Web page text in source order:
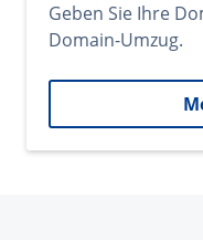
Geben Sie Ihre
Domain-Umzug.